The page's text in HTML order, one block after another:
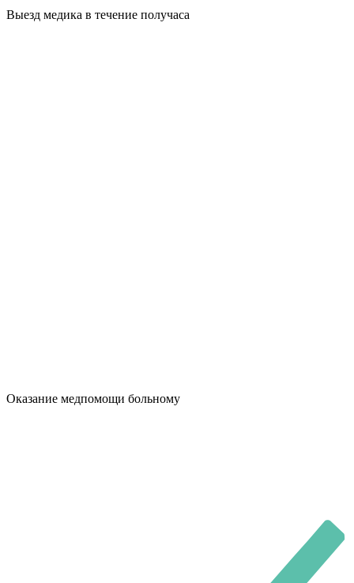
Выезд медика в течение получаса
Оказание медпомощи больному